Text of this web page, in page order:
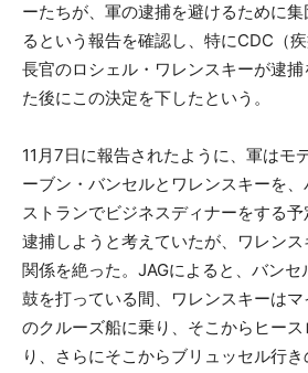
ーたちが、軍の逮捕を避けるために
るという報告を確認し、特にCDC（
長官のロシェル・ワレンスキーが逮
た後にこの決定を下したという。
11月7日に報告されたように、軍はモ
ーブン・バンセルとワレンスキーを
ストランでビジネスディナーをする
逮捕しようと考えていたが、ワレン
関係を絶った。JAGによると、バン
鼓を打っている間、ワレンスキーは
のクルーズ船に乗り、そこからヒー
り、さらにそこからブリュッセル行